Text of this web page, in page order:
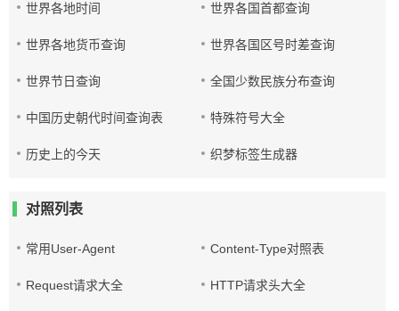
世界各地时间 世界各国首都查询
世界各地货币查询 世界各国区号时差查询
世界节日查询 全国少数民族分布查询
中国历史朝代时间查询表 特殊符号大全
历史上的今天 织梦标签生成器
对照列表
常用User-Agent Content-Type对照表
Request请求大全 HTTP请求头大全